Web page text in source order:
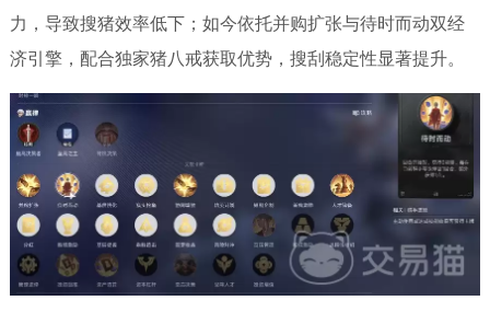
力，导致搜猪效率低下；如今依托并购扩张与待时而动双经
济引擎，配合独家猪八戒获取优势，搜刮稳定性显著提升。